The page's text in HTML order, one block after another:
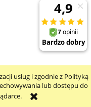
usług i zgodnie z Polityką
lub dostępu do